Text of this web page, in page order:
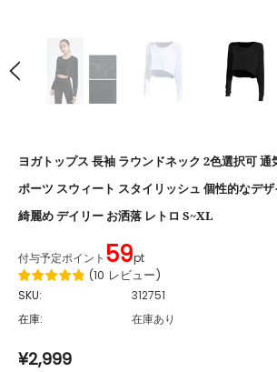
ヨガトップス 長袖 ラウンドネック 2色選択可 通
ポーツ スウィート スタイリッシュ 個性的なデ
綺麗め デイリー お洒落 レトロ S~XL
付与予定ポイント 59pt
(10 レビュー)
SKU:
312751
在庫:
在庫あり
¥2,999